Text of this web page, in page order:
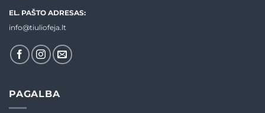
EL. PAŠTO ADRESAS:
info@tiuliofeja.lt
PAGALBA